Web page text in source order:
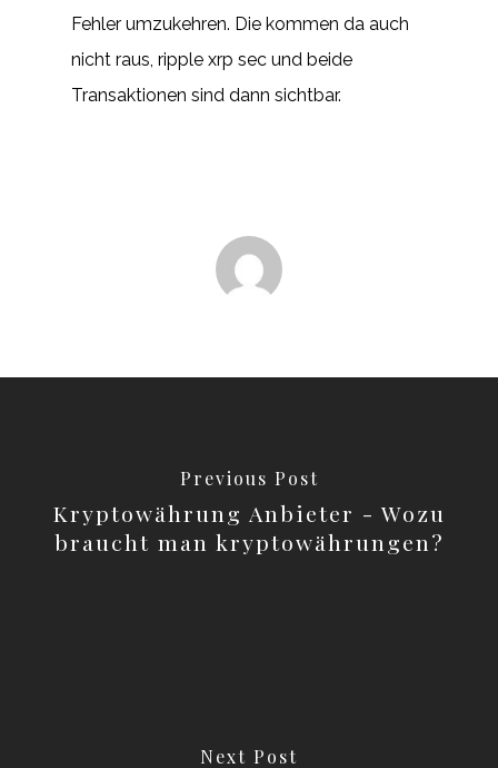
Fehler umzukehren. Die kommen da auch
nicht raus, ripple xrp sec und beide
Transaktionen sind dann sichtbar.
Previous Post
Kryptowährung Anbieter - Wozu
braucht man kryptowährungen?
Next Post